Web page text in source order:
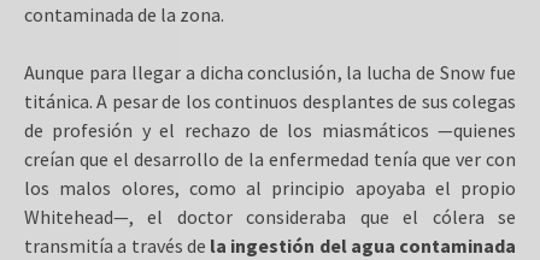
contaminada de la zona.
Aunque para llegar a dicha conclusión, la lucha de Snow fue
titánica. A pesar de los continuos desplantes de sus colegas
de profesión y el rechazo de los miasmáticos —quienes
creían que el desarrollo de la enfermedad tenía que ver con
los malos olores, como al principio apoyaba el propio
Whitehead—, el doctor consideraba que el cólera se
transmitía a través de la ingestión del agua contaminada